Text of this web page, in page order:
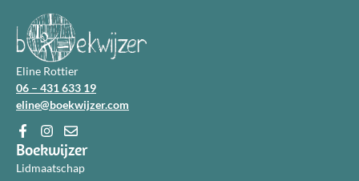
Eline Rottier
06 – 431 633 19
eline@boekwijzer.com
Boekwijzer
Lidmaatschap